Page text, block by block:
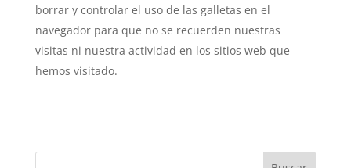
borrar y controlar el uso de las galletas en el
navegador para que no se recuerden nuestras
visitas ni nuestra actividad en los sitios web que
hemos visitado.